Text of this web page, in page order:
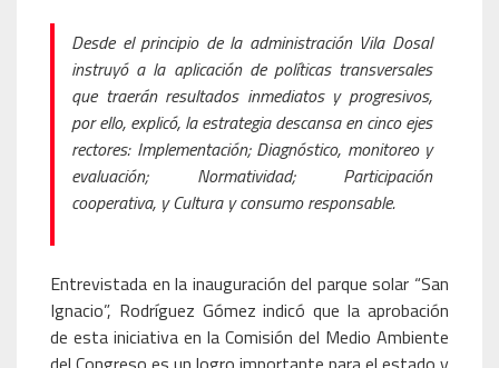
Desde el principio de la administración Vila Dosal
instruyó a la aplicación de políticas transversales
que traerán resultados inmediatos y progresivos,
por ello, explicó, la estrategia descansa en cinco ejes
rectores: Implementación; Diagnóstico, monitoreo y
evaluación; Normatividad; Participación
cooperativa, y Cultura y consumo responsable.
Entrevistada en la inauguración del parque solar “San
Ignacio”, Rodríguez Gómez indicó que la aprobación
de esta iniciativa en la Comisión del Medio Ambiente